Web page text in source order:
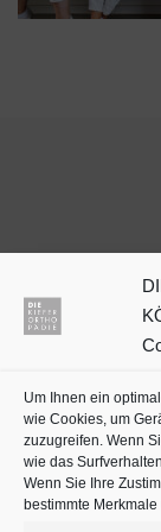
Um Ihnen ein
wie Cookies, um
zuzugreifen. Wenn
wie das
Wenn Sie Ihre
bestimmte